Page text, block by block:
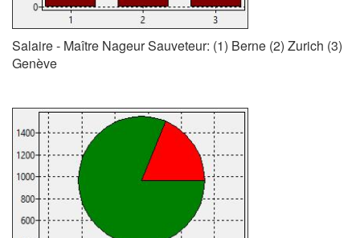
Salaire - Maître Nageur Sauveteur: (1) Berne (2) Zurich (3)
Genève